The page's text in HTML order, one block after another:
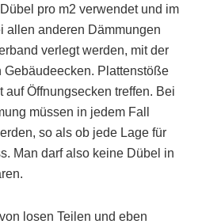
pro m2 verwendet und im
allen anderen Dämmungen
verlegt werden, mit der
Gebäudeecken. Plattenstöße
Öffnungsecken treffen. Bei
müssen in jedem Fall
so als ob jede Lage für
Man darf also keine Dübel in
losen Teilen und eben